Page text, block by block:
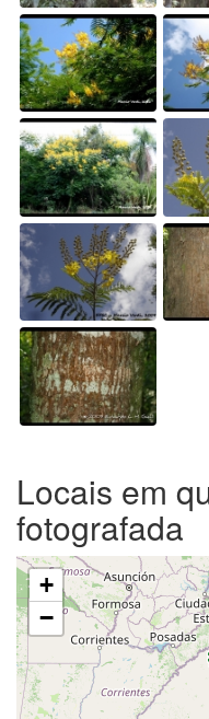
Locais em
fotografada
+
−